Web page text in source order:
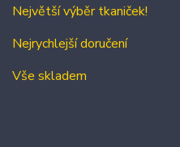
Největší výběr tkaniček!
Nejrychlejší doručení
Vše skladem